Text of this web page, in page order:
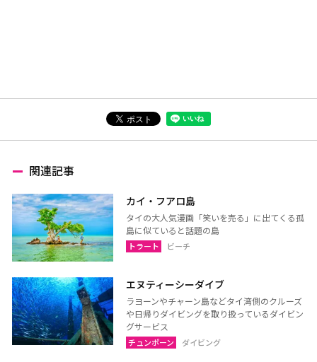
関連記事
カイ・フアロ島
タイの大人気漫画「笑いを売る」に出てくる孤
島に似ていると話題の島
トラート ビーチ
エヌティーシーダイブ
ラヨーンやチャーン島などタイ湾側のクルーズ
や日帰りダイビングを取り扱っているダイビン
グサービス
チュンポーン ダイビング